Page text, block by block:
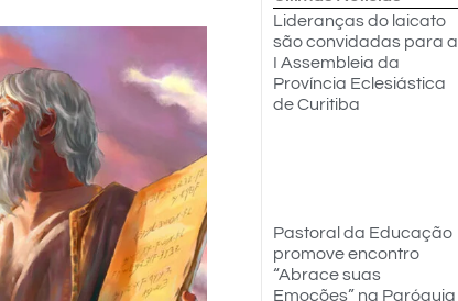
Lideranças do laicato
são convidadas para a
I Assembleia da
Província Eclesiástica
de Curitiba
Pastoral da Educação
promove encontro
“Abrace suas
Emoções” na Paróquia